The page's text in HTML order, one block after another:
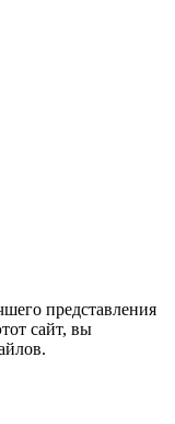
представления
сайт, вы